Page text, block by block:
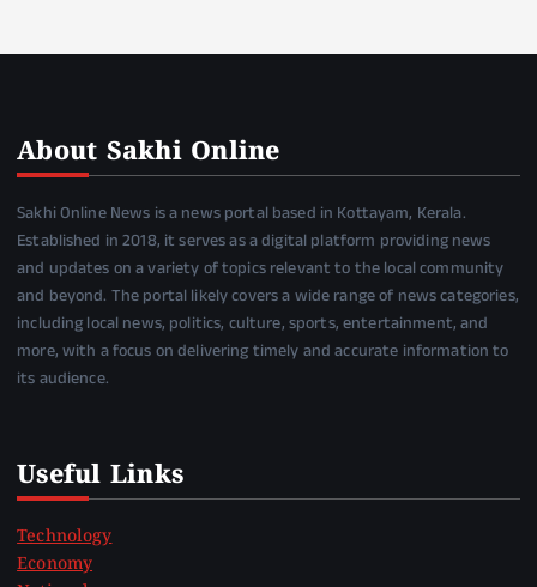
About Sakhi Online
Sakhi Online News is a news portal based in Kottayam, Kerala.
Established in 2018, it serves as a digital platform providing news
and updates on a variety of topics relevant to the local community
and beyond. The portal likely covers a wide range of news categories,
including local news, politics, culture, sports, entertainment, and
more, with a focus on delivering timely and accurate information to
its audience.
Useful Links
Technology
Economy